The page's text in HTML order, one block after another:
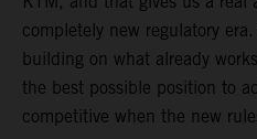
completely new regulatory
building on what already
the best possible position to
competitive when the new